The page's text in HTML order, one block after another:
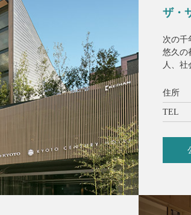
ザ・
次の千
悠久の
人、社
住所
TEL